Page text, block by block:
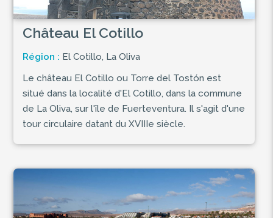
Château El Cotillo
Région : El Cotillo, La Oliva
Le château El Cotillo ou Torre del Tostón est
situé dans la localité d'El Cotillo, dans la commune
de La Oliva, sur l'île de Fuerteventura. Il s'agit d'une
tour circulaire datant du XVIIIe siècle.